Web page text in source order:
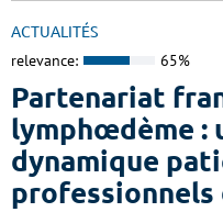
ACTUALITÉS
relevance: 65%
Partenariat
lymphœdème :
dynamique
professionnels